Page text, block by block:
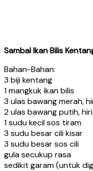
Sambal Ikan Bilis
Bahan-Bahan:
3 biji kentang
1 mangkuk ikan bilis
3 ulas bawang merah,
2 ulas bawang putih,
1 sudu kecil sos tiram
3 sudu besar cili kisar
3 sudu besar sos cili
gula secukup rasa
sedikit garam (untuk